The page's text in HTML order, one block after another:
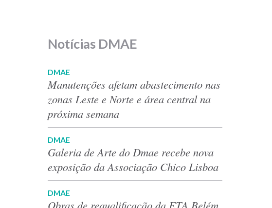
Notícias DMAE
DMAE
Manutenções afetam abastecimento nas
zonas Leste e Norte e área central na
próxima semana
DMAE
Galeria de Arte do Dmae recebe nova
exposição da Associação Chico Lisboa
DMAE
Obras de requalificação da ETA Belém